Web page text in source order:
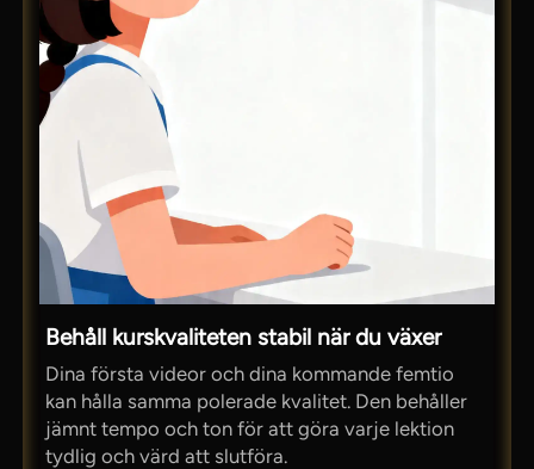
Behåll kurskvaliteten stabil när du växer
Dina första videor och dina kommande femtio
kan hålla samma polerade kvalitet. Den behåller
jämnt tempo och ton för att göra varje lektion
tydlig och värd att slutföra.